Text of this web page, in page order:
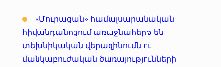
«Մուրացան» համալսարանական
հիվանդանոցում առաջնահերթ են
տեխնիկական վերազինումն ու
մանկաբուժական ծառայությունների